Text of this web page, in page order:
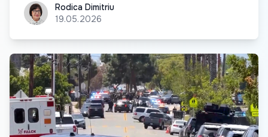
Rodica Dimitriu
Rodica Dimitriu
19.05.2026